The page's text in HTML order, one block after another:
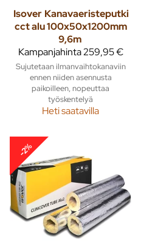
Isover Kanavaeristeputki
cct alu 100x50x1200mm
9,6m
Kampanjahinta259,95 €
Sujutetaan ilmanvaihtokanaviin
ennen niiden asennusta
paikoilleen, nopeuttaa
työskentelyä
Heti saatavilla
-2%